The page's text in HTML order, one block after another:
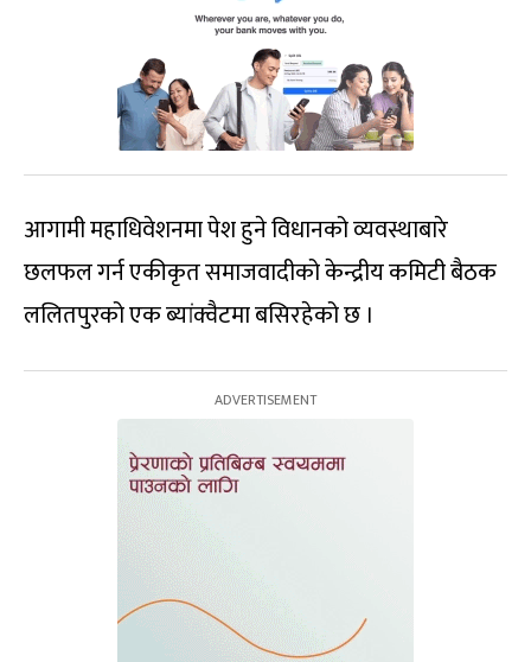
आगामी महाधिवेशनमा पेश हुने विधानको व्यवस्थाबारे
छलफल गर्न एकीकृत समाजवादीको केन्द्रीय कमिटी बैठक
ललितपुरको एक ब्यांक्वैटमा बसिरहेको छ ।